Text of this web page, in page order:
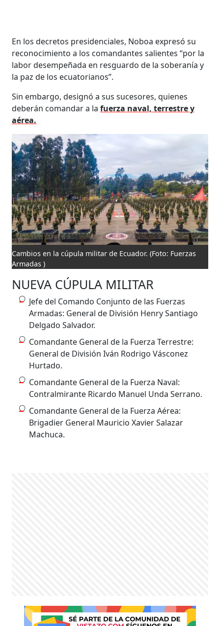
En los decretos presidenciales, Noboa expresó su
reconocimiento a los comandantes salientes “por la
labor desempeñada en resguardo de la soberanía y
la paz de los ecuatorianos”.
Sin embargo, designó a sus sucesores, quienes
deberán comandar a lafuerza naval, terrestre y
aérea.
Cambios en la cúpula militar de Ecuador.(Foto: Fuerzas
Armadas )
NUEVA CÚPULA MILITAR
Jefe del Comando Conjunto de las Fuerzas
Armadas: General de División Henry Santiago
Delgado Salvador.
Comandante General de la Fuerza Terrestre:
General de División Iván Rodrigo Vásconez
Hurtado.
Comandante General de la Fuerza Naval:
Contralmirante Ricardo Manuel Unda Serrano.
Comandante General de la Fuerza Aérea:
Brigadier General Mauricio Xavier Salazar
Machuca.